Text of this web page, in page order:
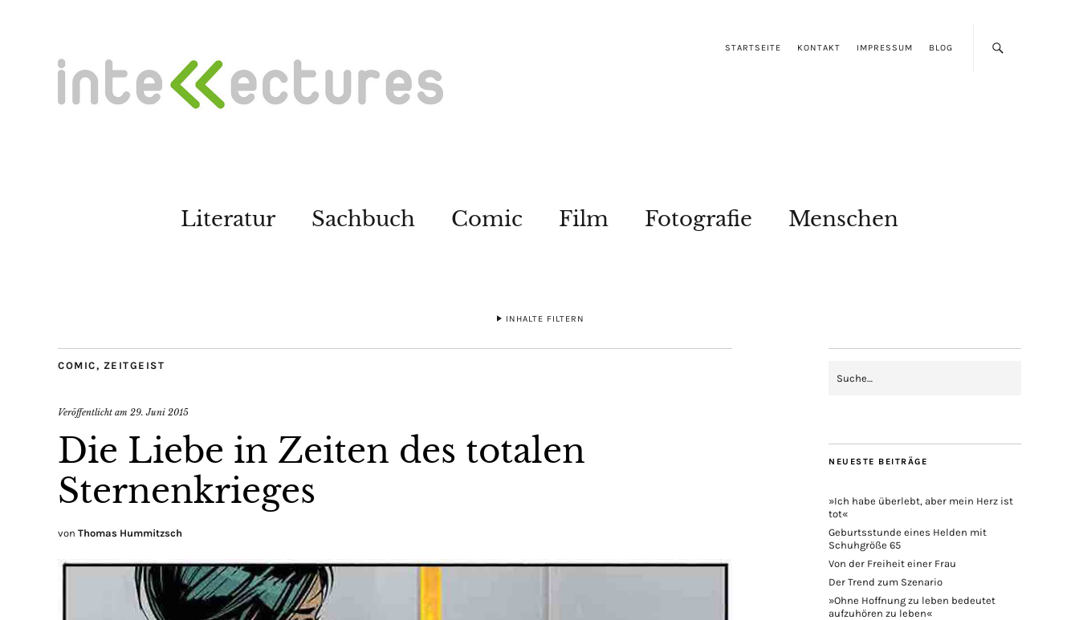
STARTSEITE KONTAKT IMPRESSUM BLOG
Literatur Sachbuch Comic Film Fotografie Menschen
INHALTE FILTERN
COMIC, ZEITGEIST
Veröffentlicht am 29. Juni 2015
Die Liebe in Zeiten des totalen
Sternenkrieges
von Thomas Hummitzsch
NEUESTE BEITRÄGE
»Ich habe überlebt, aber mein Herz ist
tot«
Geburtsstunde eines Helden mit
Schuhgröße 65
Von der Freiheit einer Frau
Der Trend zum Szenario
»Ohne Hoffnung zu leben bedeutet
aufzuhören zu leben«